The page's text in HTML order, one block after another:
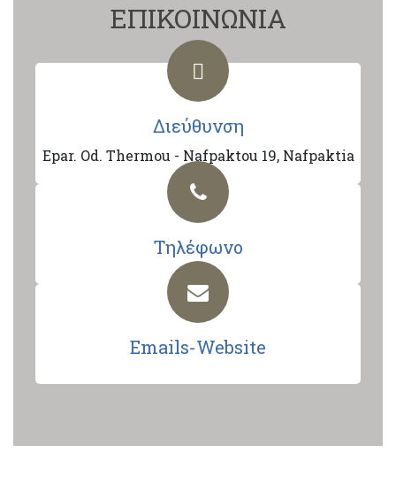
ΕΠΙΚΟΙΝΩΝΙΑ
Διεύθυνση
Epar. Od. Thermou - Nafpaktou 19, Nafpaktia
Τηλέφωνο
Emails-Website